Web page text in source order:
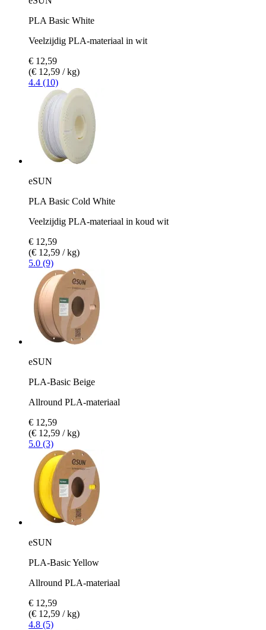
PLA Basic White
Veelzijdig PLA-materiaal in wit
€ 12,59
(€ 12,59 / kg)
4.4 (10)
eSUN
PLA Basic Cold White
Veelzijdig PLA-materiaal in koud wit
€ 12,59
(€ 12,59 / kg)
5.0 (9)
eSUN
PLA-Basic Beige
Allround PLA-materiaal
€ 12,59
(€ 12,59 / kg)
5.0 (3)
eSUN
PLA-Basic Yellow
Allround PLA-materiaal
€ 12,59
(€ 12,59 / kg)
4.8 (5)